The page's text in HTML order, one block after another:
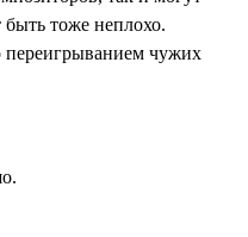
быть тоже неплохо.
переигрыванием чужих